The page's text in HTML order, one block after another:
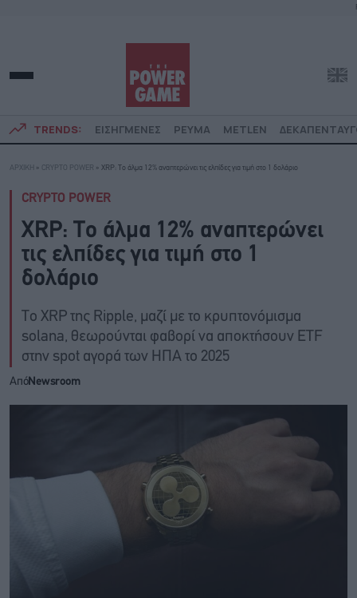
TRENDS: ΕΙΣΗΓΜΕΝΕΣ ΡΕΥΜΑ METLEN
ΑΡΧΙΚΗ » CRYPTO POWER » XRP: Το άλμα 12% αναπτερώνει τις ελπίδες για τιμή στο 1 δολάριο
CRYPTO POWER
XRP: Το άλμα 12% αναπτερώνει
τις ελπίδες για τιμή στο 1
δολάριο
Το XRP της Ripple, μαζί με το κρυπτονόμισμα
solana, θεωρούνται φαβορί να αποκτήσουν ETF
στην spot αγορά των ΗΠΑ το 2025
ΑπόNewsroom